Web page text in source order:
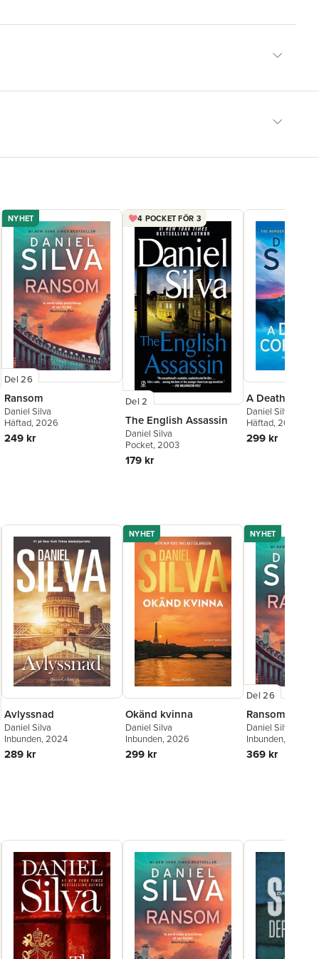
NYHET
Del 26
Ransom
Daniel Silva
Häftad, 2026
249 kr
4 POCKET FÖR 3
Del 2
The English Assassin
Daniel Silva
Pocket, 2003
179 kr
A Death in
Daniel Silva
Häftad, 2024
299 kr
Avlyssnad
Daniel Silva
Inbunden, 2024
289 kr
NYHET
Okänd kvinna
Daniel Silva
Inbunden, 2026
299 kr
NYHET
Del 26
Ransom
Daniel Silva
Inbunden, 2026
369 kr